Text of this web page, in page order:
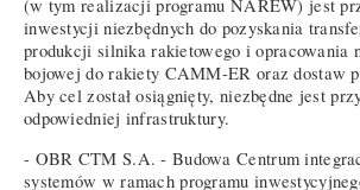
(w tym realizacji programu NAREW) jest
inwestycji niezbędnych do pozyskania
produkcji silnika rakietowego i opracowania
bojowej do rakiety CAMM-ER oraz dostaw
Aby cel został osiągnięty, niezbędne jest
odpowiedniej infrastruktury.
- OBR CTM S.A. - Budowa Centrum
systemów w ramach programu